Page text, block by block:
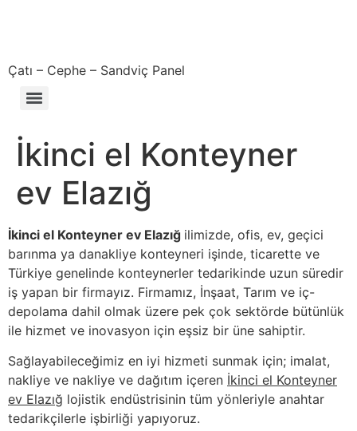
Çatı – Cephe – Sandviç Panel
İkinci el Konteyner
ev Elazığ
İkinci el Konteyner ev Elazığ ilimizde, ofis, ev, geçici
barınma ya danakliye konteyneri işinde, ticarette ve
Türkiye genelinde konteynerler tedarikinde uzun süredir
iş yapan bir firmayız. Firmamız, İnşaat, Tarım ve iç-
depolama dahil olmak üzere pek çok sektörde bütünlük
ile hizmet ve inovasyon için eşsiz bir üne sahiptir.
Sağlayabileceğimiz en iyi hizmeti sunmak için; imalat,
nakliye ve nakliye ve dağıtım içeren İkinci el Konteyner
ev Elazığ lojistik endüstrisinin tüm yönleriyle anahtar
tedarikçilerle işbirliği yapıyoruz.